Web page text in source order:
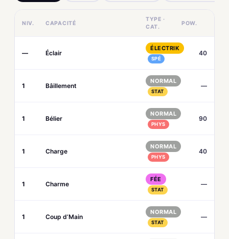
NIV. CAPACITÉ
TYPE ·
CAT.
POW.
— Éclair
ÉLECTRIK
SPÉ
40
1 Bâillement
NORMAL
STAT
—
1 Bélier
NORMAL
PHYS
90
1 Charge
NORMAL
PHYS
40
1 Charme
FÉE
STAT
—
1 Coup d’Main
NORMAL
STAT
—